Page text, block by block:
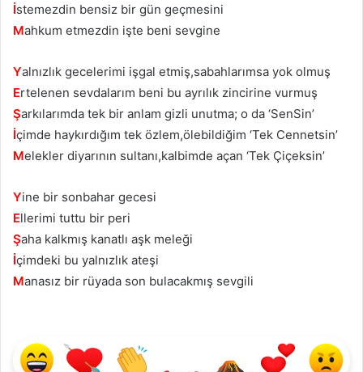
İstemezdin bensiz bir gün geçmesini
Mahkum etmezdin işte beni sevgine
Yalnızlık gecelerimi işgal etmiş,sabahlarımsa yok olmuş
Ertelenen sevdalarım beni bu ayrılık zincirine vurmuş
Şarkılarımda tek bir anlam gizli unutma; o da ‘SenSin’
İçimde haykırdığım tek özlem,ölebildiğim ‘Tek Cennetsin’
Melekler diyarının sultanı,kalbimde açan ‘Tek Çiçeksin’
Yine bir sonbahar gecesi
Ellerimi tuttu bir peri
Şaha kalkmış kanatlı aşk meleği
İçimdeki bu yalnızlık ateşi
Manasız bir rüyada son bulacakmış sevgili